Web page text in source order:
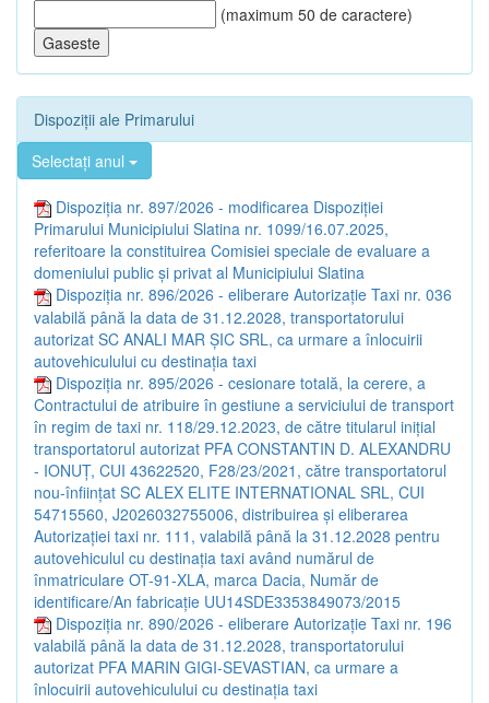
(maximum 50 de caractere)
Dispoziții ale Primarului
Selectați anul
Dispoziția nr. 897/2026 - modificarea Dispoziţiei
Primarului Municipiului Slatina nr. 1099/16.07.2025,
referitoare la constituirea Comisiei speciale de evaluare a
domeniului public şi privat al Municipiului Slatina
Dispoziția nr. 896/2026 - eliberare Autorizaţie Taxi nr. 036
valabilă până la data de 31.12.2028, transportatorului
autorizat SC ANALI MAR ŞIC SRL, ca urmare a înlocuirii
autovehiculului cu destinaţia taxi
Dispoziția nr. 895/2026 - cesionare totală, la cerere, a
Contractului de atribuire în gestiune a serviciului de transport
în regim de taxi nr. 118/29.12.2023, de către titularul iniţial
transportatorul autorizat PFA CONSTANTIN D. ALEXANDRU
- IONUŢ, CUI 43622520, F28/23/2021, către transportatorul
nou-înfiinţat SC ALEX ELITE INTERNATIONAL SRL, CUI
54715560, J2026032755006, distribuirea şi eliberarea
Autorizaţiei taxi nr. 111, valabilă până la 31.12.2028 pentru
autovehiculul cu destinaţia taxi având numărul de
înmatriculare OT-91-XLA, marca Dacia, Număr de
identificare/An fabricaţie UU14SDE3353849073/2015
Dispoziția nr. 890/2026 - eliberare Autorizaţie Taxi nr. 196
valabilă până la data de 31.12.2028, transportatorului
autorizat PFA MARIN GIGI-SEVASTIAN, ca urmare a
înlocuirii autovehiculului cu destinaţia taxi